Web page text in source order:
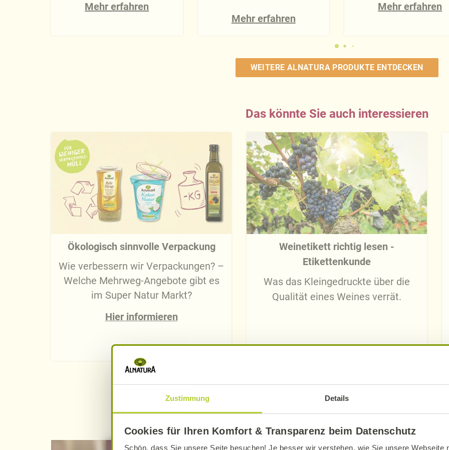
Zustimmung Details
Cookies für Ihren Komfort & Transparenz beim Datenschutz
Schön, dass Sie unsere Seite besuchen! Je besser wir verstehen, wie Sie unsere Webseite
Mehr erfahren
Mehr erfahren
Mehr erfahren
WEITERE ALNATURA PRODUKTE ENTDECKEN
Das könnte Sie auch interessieren
Ökologisch sinnvolle Verpackung
Wie verbessern wir Verpackungen? –
Welche Mehrweg-Angebote gibt es
im Super Natur Markt?
Hier informieren
Weinetikett richtig lesen -
Etikettenkunde
Was das Kleingedruckte über die
Qualität eines Weines verrät.
ENTDECKEN SIE DIE BESONDERE ALNATURA BIO-QUALITÄT